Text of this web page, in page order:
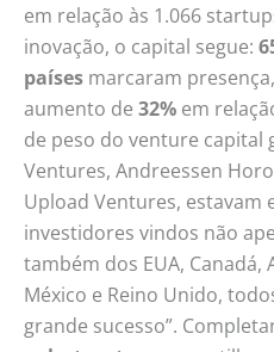
em relação às 1.066
inovação, o capital segue:
países marcaram
aumento de 32% em
de peso do venture capital
Ventures, Andreessen
Upload Ventures, estavam
investidores vindos não
também dos EUA, Canadá,
México e Reino Unido,
grande sucesso”.